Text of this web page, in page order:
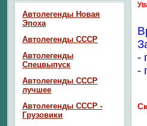
-
-
Автолегенды Новая
Эпоха
Автолегенды СССР
Автолегенды
Спецвыпуск
Автолегенды СССР
лучшее
Автолегенды СССР -
Грузовики